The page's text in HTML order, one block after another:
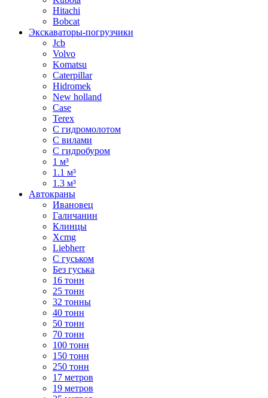
Hitachi
Bobcat
Экскаваторы-погрузчики
Jcb
Volvo
Komatsu
Caterpillar
Hidromek
New holland
Case
Terex
С гидромолотом
С вилами
С гидробуром
1 м³
1.1 м³
1.3 м³
Автокраны
Ивановец
Галичанин
Клинцы
Xcmg
Liebherr
С гуськом
Без гуська
16 тонн
25 тонн
32 тонны
40 тонн
50 тонн
70 тонн
100 тонн
150 тонн
250 тонн
17 метров
19 метров